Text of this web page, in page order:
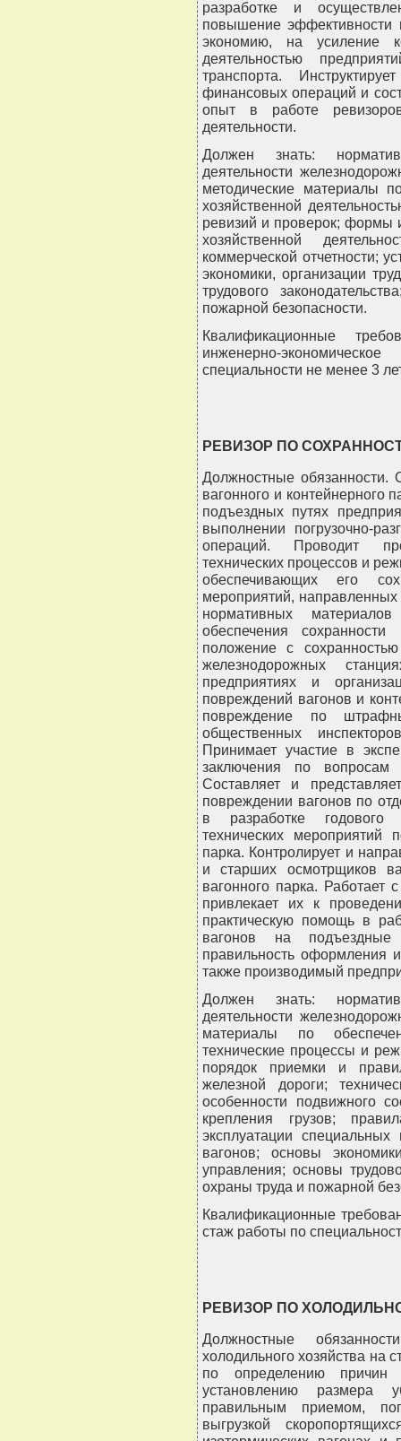
разработке и
повышение эффективности
экономию, на усиление
деятельностью
транспорта.
финансовых операций и
опыт в работе
деятельности.
Должен знать:
деятельности
методические материалы
хозяйственной
ревизий и проверок; формы
хозяйственной
коммерческой отчетности;
экономики, организации
трудового
пожарной безопасности.
Квалификационные
инженерно-
специальности не менее 3
РЕВИЗОР ПО
Должностные обязанности.
вагонного и контейнерного
подъездных путях
выполнении погрузочно-
операций. Проводит
технических процессов и
обеспечивающих его
мероприятий,
нормативных
обеспечения
положение с
железнодорожных
предприятиях и
повреждений вагонов и
повреждение по
общественных
Принимает участие в
заключения по вопросам
Составляет и
повреждении вагонов по
в разработке годового
технических мероприятий
парка. Контролирует и
и старших осмотрщиков
вагонного парка. Работает
привлекает их к
практическую помощь в
вагонов на
правильность оформления
также производимый
Должен знать:
деятельности
материалы по
технические процессы и
порядок приемки и
железной дороги;
особенности подвижного
крепления грузов;
эксплуатации
вагонов; основы
управления; основы
охраны труда и пожарной
Квалификационные
стаж работы по
РЕВИЗОР ПО
Должностные
холодильного хозяйства на
по определению
установлению размера
правильным приемом,
выгрузкой